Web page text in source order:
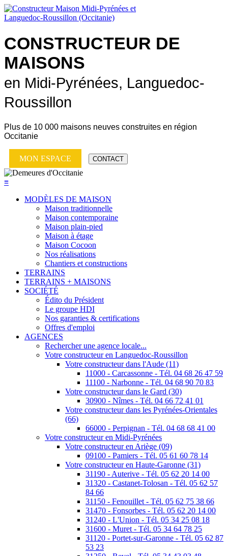
CONSTRUCTEUR DE
MAISONS
en Midi-Pyrénées, Languedoc-
Roussillon
Plus de 10 000 maisons neuves construites en région
Occitanie
MON ESPACE CONTACT
≡
MODÈLES DE MAISON
Maison traditionnelle
Maison contemporaine
Maison plain-pied
Maison à étage
Maison Cocoon
Nos réalisations
Chantiers et constructions
TERRAINS
TERRAINS + MAISONS
SOCIÉTÉ
Édito du Président
Le groupe HDI
Nos garanties & certifications
Offres d'emploi
AGENCES
Rechercher une agence locale...
Votre constructeur en Languedoc-Roussillon
Votre constructeur dans l'Aude (11)
11000 - Carcassonne - Tél. 04 68 26 47 59
11100 - Narbonne - Tél. 04 68 90 70 83
Votre constructeur dans le Gard (30)
30900 - Nîmes - Tél. 04 66 72 41 01
Votre constructeur dans les Pyrénées-Orientales
(66)
66000 - Perpignan - Tél. 04 68 68 41 00
Votre constructeur en Midi-Pyrénées
Votre constructeur en Ariège (09)
09100 - Pamiers - Tél. 05 61 60 78 14
Votre constructeur en Haute-Garonne (31)
31190 - Auterive - Tél. 05 62 20 14 00
31320 - Castanet-Tolosan - Tél. 05 62 57
84 66
31150 - Fenouillet - Tél. 05 62 75 38 66
31470 - Fonsorbes - Tél. 05 62 20 14 00
31240 - L'Union - Tél. 05 34 25 08 18
31600 - Muret - Tél. 05 34 64 78 25
31120 - Portet-sur-Garonne - Tél. 05 62 87
53 23